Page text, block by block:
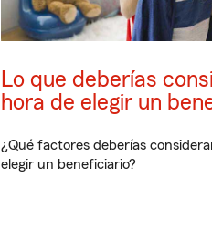
Lo que deberías
hora de elegir un
¿Qué factores deberías
elegir un beneficiario?